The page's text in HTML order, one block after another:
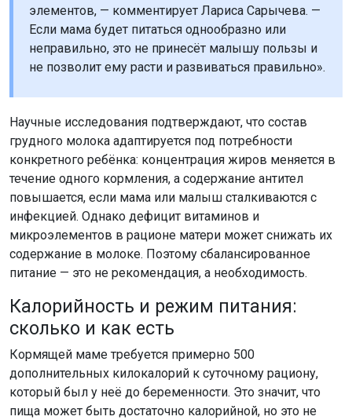
элементов, — комментирует Лариса Сарычева. —
Если мама будет питаться однообразно или
неправильно, это не принесёт малышу пользы и
не позволит ему расти и развиваться правильно».
Научные исследования подтверждают, что состав
грудного молока адаптируется под потребности
конкретного ребёнка: концентрация жиров меняется в
течение одного кормления, а содержание антител
повышается, если мама или малыш сталкиваются с
инфекцией. Однако дефицит витаминов и
микроэлементов в рационе матери может снижать их
содержание в молоке. Поэтому сбалансированное
питание — это не рекомендация, а необходимость.
Калорийность и режим питания:
сколько и как есть
Кормящей маме требуется примерно 500
дополнительных килокалорий к суточному рациону,
который был у неё до беременности. Это значит, что
пища может быть достаточно калорийной, но это не